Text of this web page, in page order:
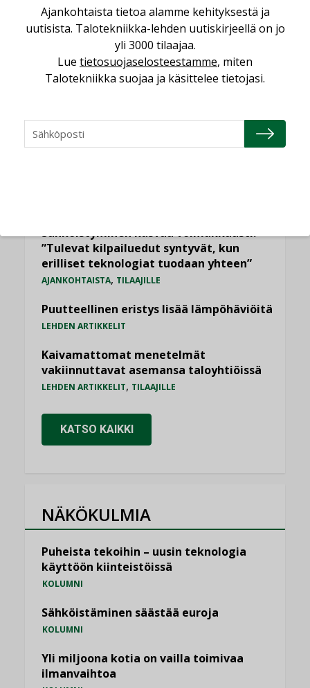
LUETUIMMAT UUTISET
Viikko Kuukausi
Jarno Hacklin Cervin yrityskaupasta:
Sähköistyminen kasvaa voimakkaasti:
”Tulevat kilpailuedut syntyvät, kun
erilliset teknologiat tuodaan yhteen”
AJANKOHTAISTA, TILAAJILLE
Puutteellinen eristys lisää lämpöhäviöitä
LEHDEN ARTIKKELIT
Kaivamattomat menetelmät
vakiinnuttavat asemansa taloyhtiöissä
LEHDEN ARTIKKELIT, TILAAJILLE
KATSO KAIKKI
NÄKÖKULMIA
Puheista tekoihin – uusin teknologia
käyttöön kiinteistöissä
KOLUMNI
Sähköistäminen säästää euroja
KOLUMNI
Yli miljoona kotia on vailla toimivaa
ilmanvaihtoa
Ajankohtaista tietoa alamme kehityksestä ja
uutisista. Talotekniikka-lehden uutiskirjeellä on jo
yli 3000 tilaajaa.
Lue tietosuojaselosteestamme, miten
Talotekniikka suojaa ja käsittelee tietojasi.